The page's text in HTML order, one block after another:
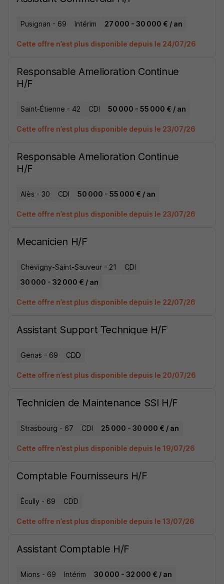
Pusignan - 69 Intérim 27 000 - 30 000 € / an
Cette offre n’est plus disponible depuis le 24/07/26
Responsable Amelioration Continue
H/F
Saint-Étienne - 42 CDI 50 000 - 55 000 € / an
Cette offre n’est plus disponible depuis le 23/07/26
Responsable Amelioration Continue
H/F
Alès - 30 CDI 50 000 - 55 000 € / an
Cette offre n’est plus disponible depuis le 23/07/26
Mecanicien H/F
Chevigny-Saint-Sauveur - 21
CDI
30 000 - 32 000 € / an
Cette offre n’est plus disponible depuis le 22/07/26
Assistant Support Technique H/F
Genas - 69 CDD
Cette offre n’est plus disponible depuis le 20/07/26
Technicien de Maintenance SSI H/F
Strasbourg - 67 CDI 25 000 - 30 000 € / an
Cette offre n’est plus disponible depuis le 19/07/26
Comptable Fournisseurs H/F
Écully - 69 CDD
Cette offre n’est plus disponible depuis le 13/07/26
Assistant Comptable H/F
Mions - 69 Intérim 30 000 - 32 000 € / an